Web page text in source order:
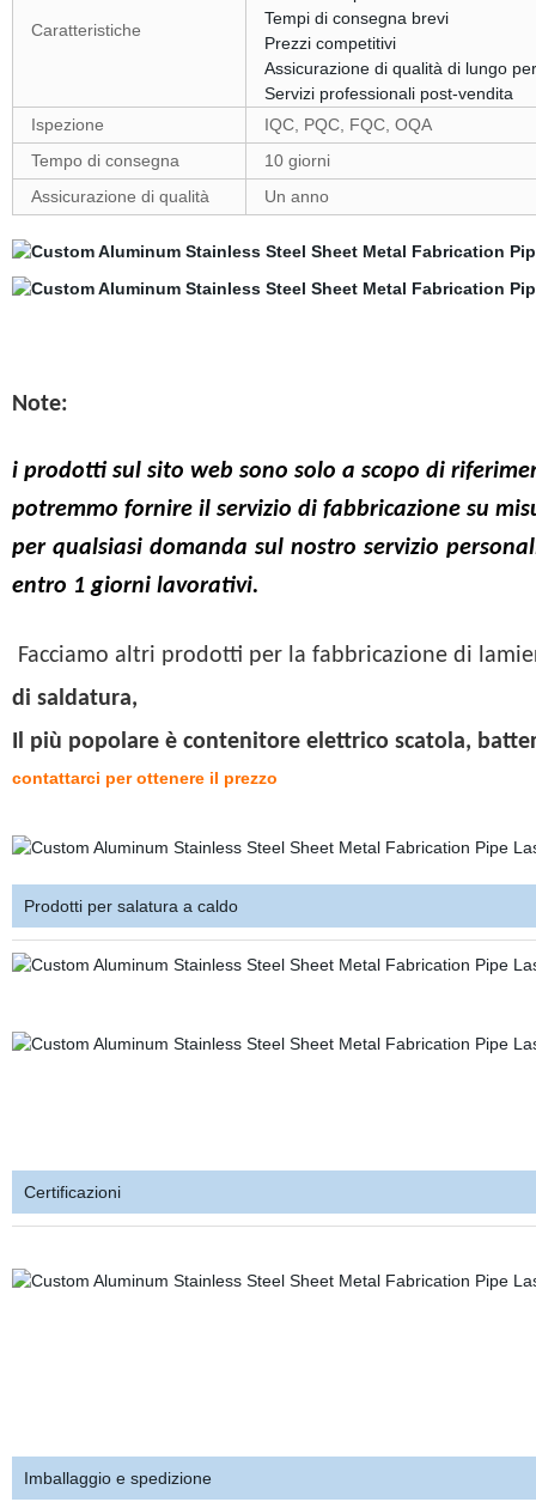
Caratteristiche
Tempi di consegna brevi
Prezzi competitivi
Assicurazione di qualità di lungo
Servizi professionali post-vendita
Ispezione
IQC, PQC, FQC, OQA
Tempo di consegna
10 giorni
Assicurazione di qualità
Un anno
Note:
i prodotti sul sito web sono solo a scopo di
potremmo fornire il servizio di fabbricazione su
per qualsiasi domanda sul nostro servizio
entro 1 giorni lavorativi.
Facciamo altri prodotti per la fabbricazione di
di saldatura,
Il più popolare è contenitore elettrico scatola,
contattarci per ottenere il prezzo
Prodotti per salatura a caldo
Certificazioni
Imballaggio e spedizione